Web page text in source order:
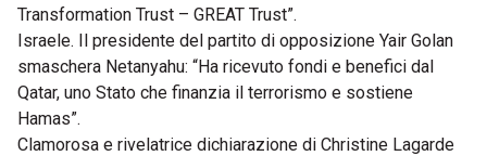
Transformation Trust – GREAT Trust”.
Israele. Il presidente del partito di opposizione Yair Golan
smaschera Netanyahu: “Ha ricevuto fondi e benefici dal
Qatar, uno Stato che finanzia il terrorismo e sostiene
Hamas”.
Clamorosa e rivelatrice dichiarazione di Christine Lagarde